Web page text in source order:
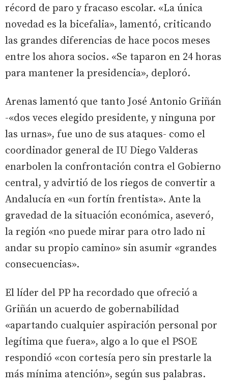
récord de paro y fracaso escolar. «La única
novedad es la bicefalia», lamentó, criticando
las grandes diferencias de hace pocos meses
entre los ahora socios. «Se taparon en 24 horas
para mantener la presidencia», deploró.
Arenas lamentó que tanto José Antonio Griñán
-«dos veces elegido presidente, y ninguna por
las urnas», fue uno de sus ataques- como el
coordinador general de IU Diego Valderas
enarbolen la confrontación contra el Gobierno
central, y advirtió de los riegos de convertir a
Andalucía en «un fortín frentista». Ante la
gravedad de la situación económica, aseveró,
la región «no puede mirar para otro lado ni
andar su propio camino» sin asumir «grandes
consecuencias».
El líder del PP ha recordado que ofreció a
Griñán un acuerdo de gobernabilidad
«apartando cualquier aspiración personal por
legítima que fuera», algo a lo que el PSOE
respondió «con cortesía pero sin prestarle la
más mínima atención», según sus palabras.